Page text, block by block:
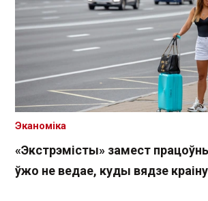
«Экстрэмісты» замест
ўжо не ведае, куды вядзе краіну
Эканоміка